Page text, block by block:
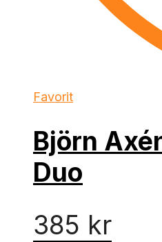
Favorit
Björn
Duo
385 kr